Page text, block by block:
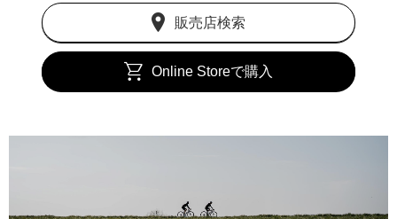
販売店検索
Online Storeで購入